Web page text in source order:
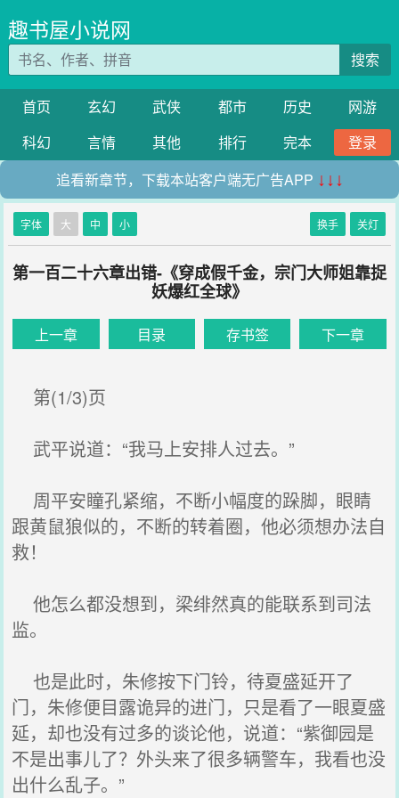
趣书屋小说网
搜索
首页 玄幻 武侠 都市 历史
网游
科幻
言情 其他 排行 完本
登录
追看新章节，下载本站客户端无广告APP ↓↓↓
字体 大 中 小 换手 关灯
第一百二十六章出错-《穿成假千金，宗门大师姐靠捉
妖爆红全球》
上一章 目录 存书签 下一章
第(1/3)页
武平说道：“我马上安排人过去。”
周平安瞳孔紧缩，不断小幅度的跺脚，眼睛
跟黄鼠狼似的，不断的转着圈，他必须想办法自
救！
他怎么都没想到，梁绯然真的能联系到司法
监。
也是此时，朱修按下门铃，待夏盛延开了
门，朱修便目露诡异的进门，只是看了一眼夏盛
延，却也没有过多的谈论他，说道：“紫御园是
不是出事儿了？外头来了很多辆警车，我看也没
出什么乱子。”